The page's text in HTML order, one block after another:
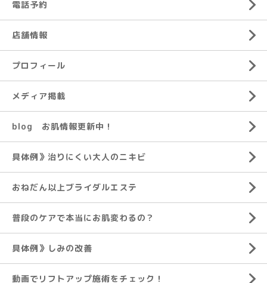
電話予約
店舗情報
プロフィール
メディア掲載
blog お肌情報更新中！
具体例》治りにくい大人のニキビ
おねだん以上ブライダルエステ
普段のケアで本当にお肌変わるの？
具体例》しみの改善
動画でリフトアップ施術をチェック！